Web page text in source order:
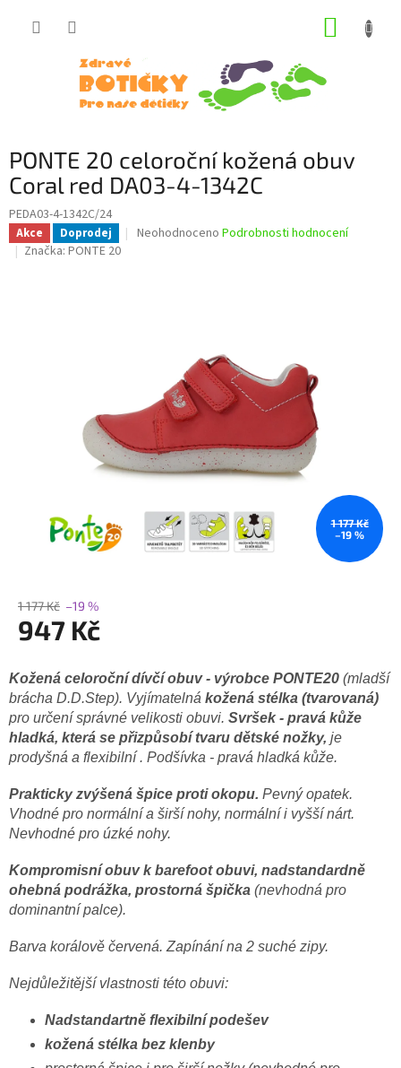
PONTE 20 celoroční kožená obuv
Coral red DA03-4-1342C
PEDA03-4-1342C/24
Akce Doprodej
Průměrné
Neohodnoceno Podrobnosti hodnocení
Značka: PONTE 20
1 177 Kč
–19 %
1 177 Kč –19 %
947 Kč
cena:
Kožená celoroční dívčí obuv - výrobce PONTE20 (mladší
brácha D.D.Step). Vyjímatelná kožená stélka (tvarovaná)
pro určení správné velikosti obuvi. Svršek - pravá kůže
hladká, která se přizpůsobí tvaru dětské nožky, je
prodyšná a flexibilní . Podšívka - pravá hladká kůže.
Prakticky zvýšená špice proti okopu. Pevný opatek.
Vhodné pro normální a širší nohy, normální i vyšší nárt.
Nevhodné pro úzké nohy.
Kompromisní obuv k barefoot obuvi, nadstandardně
ohebná podrážka, prostorná špička (nevhodná pro
dominantní palce).
Barva korálově červená. Zapínání na 2 suché zipy.
Nejdůležitější vlastnosti této obuvi:
Nadstandartně flexibilní podešev
kožená stélka bez klenby